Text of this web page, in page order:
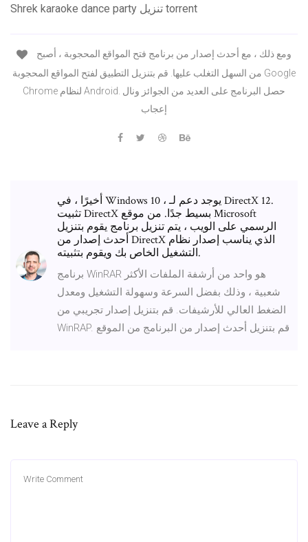
Shrek karaoke dance party تنزيل torrent
من السهل التغلب عليها. قم بتنزيل التطبيق لفتح المواقع المحجوبة Google
Chrome لنظام Android. حصل البرنامج على العديد من الجوائز ونال
إعجاب
أخيرًا ، في Windows 10 ، يوجد دعم لـ DirectX 12.
تثبيت DirectX بسيط جدًا. من موقع Microsoft
الرسمي على الويب ، يتم تنزيل برنامج يقوم بتنزيل
أحدث إصدار من DirectX الذي يناسب إصدار نظام
التشغيل الخاص بك ويقوم بتثبيته.
برنامج WinRAR هو واحد من أرشفة الملفات الأكثر
شعبية ، وذلك بفضل السرعة وسهولة التشغيل ومعدل
الضغط العالي للأرشيفات. قم بتنزيل إصدار تجريبي من
WinRAP. قم بتنزيل أحدث إصدار من البرنامج من الموقع
Leave a Reply